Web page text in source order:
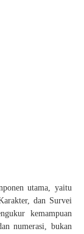
utama, yaitu
dan Survei
kemampuan
numerasi, bukan